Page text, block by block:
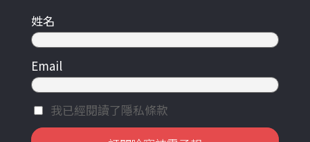
姓名
Email
我已經閱讀了隱私條款